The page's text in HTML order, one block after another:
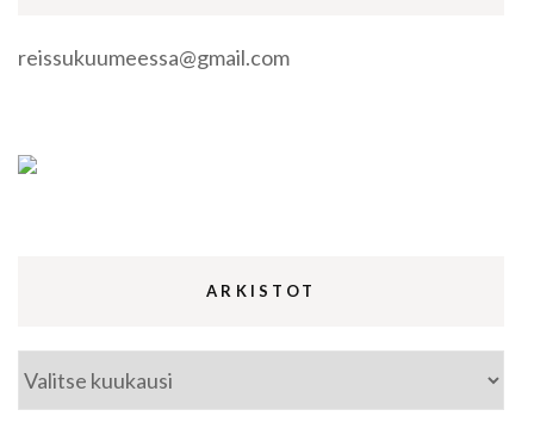
reissukuumeessa@gmail.com
ARKISTOT
Arkistot